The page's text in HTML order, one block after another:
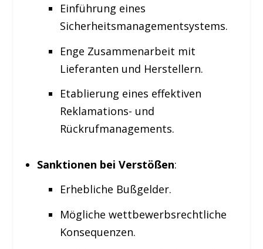
Einführung eines
Sicherheitsmanagementsystems.
Enge Zusammenarbeit mit
Lieferanten und Herstellern.
Etablierung eines effektiven
Reklamations- und
Rückrufmanagements.
Sanktionen bei Verstößen:
Erhebliche Bußgelder.
Mögliche wettbewerbsrechtliche
Konsequenzen.